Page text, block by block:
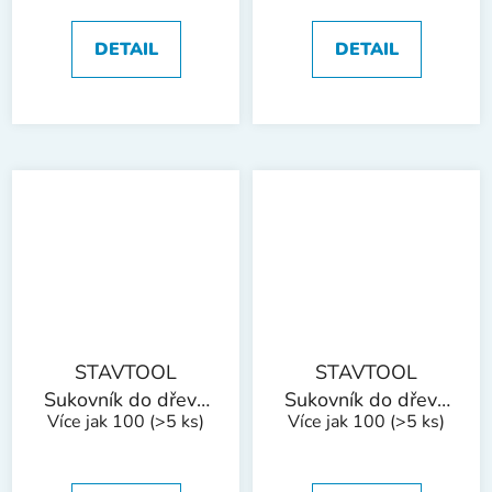
DETAIL DETAIL
STAVTOOL
Sukovník do dřeva
s SK plátky | 30
Více jak 100 (>5 ks)
STAVTOOL
Sukovník do dřeva
s SK plátky | 35
Více jak 100 (>5 ks)